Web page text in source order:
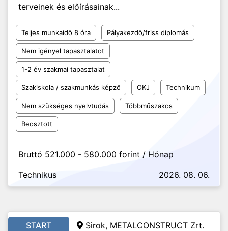
terveinek és előírásainak...
Teljes munkaidő 8 óra Pályakezdő/friss diplomás
Nem igényel tapasztalatot
1-2 év szakmai tapasztalat
Szakiskola / szakmunkás képző OKJ Technikum
Nem szükséges nyelvtudás Többműszakos
Beosztott
Bruttó 521.000 - 580.000 forint / Hónap
Technikus
2026. 08. 06.
START Sirok, METALCONSTRUCT Zrt.